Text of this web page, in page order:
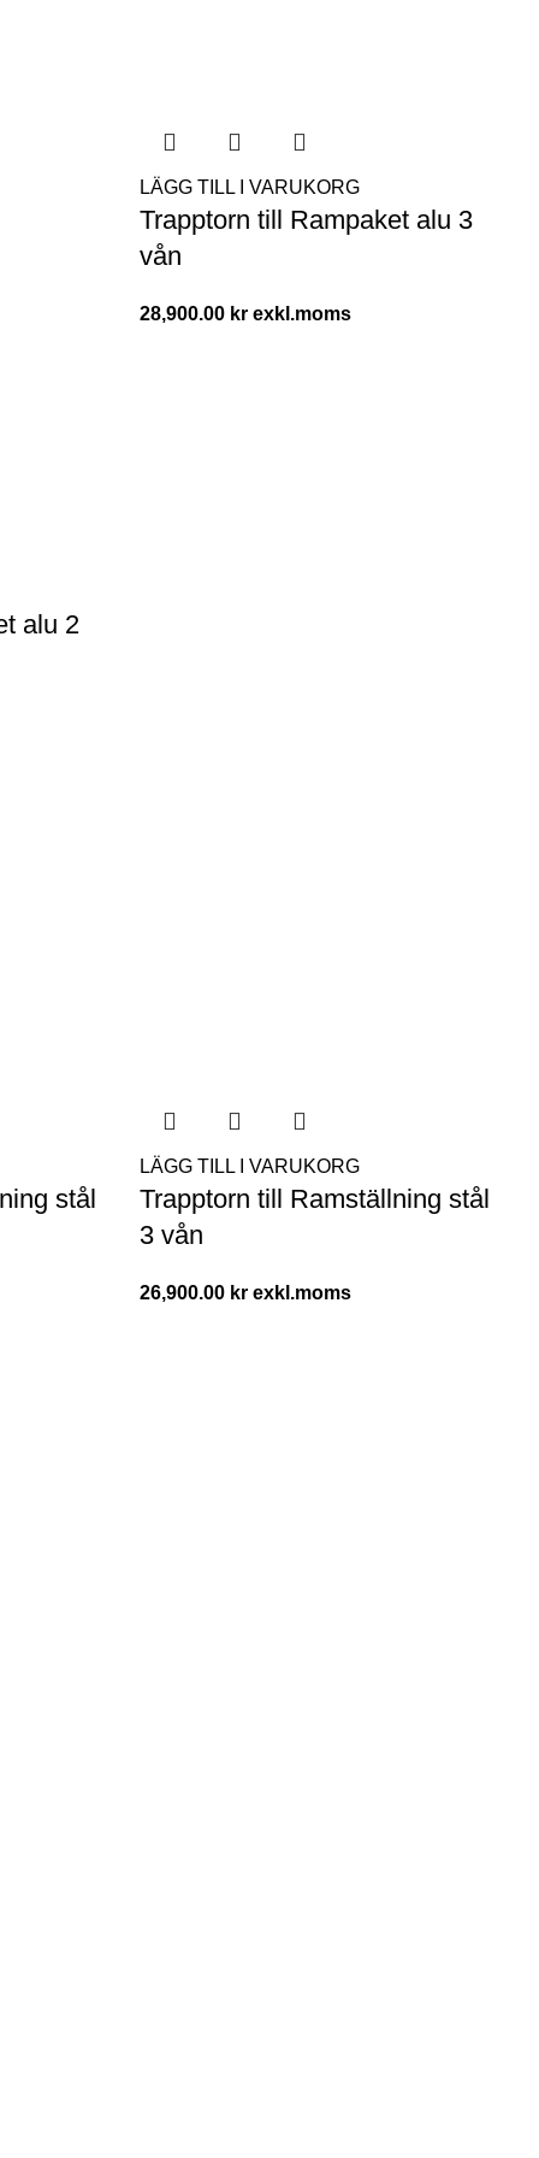
alu 2
LÄGG TILL I VARUKORG
Trapptorn till Rampaket alu 3
vån
28,900.00 kr
stål
LÄGG TILL I VARUKORG
Trapptorn till Ramställning stål
3 vån
26,900.00 kr